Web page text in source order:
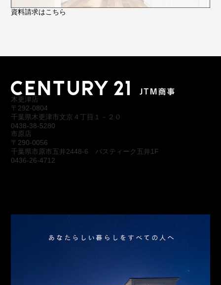
資料請求はこちら
木更津店
〒292-0804
千葉県木更津市文京４丁目１－２０
0438-38-5280
市原店
〒290-0056
千葉県市原市五井2448-6 パスティーク五井1F
0436-26-4712